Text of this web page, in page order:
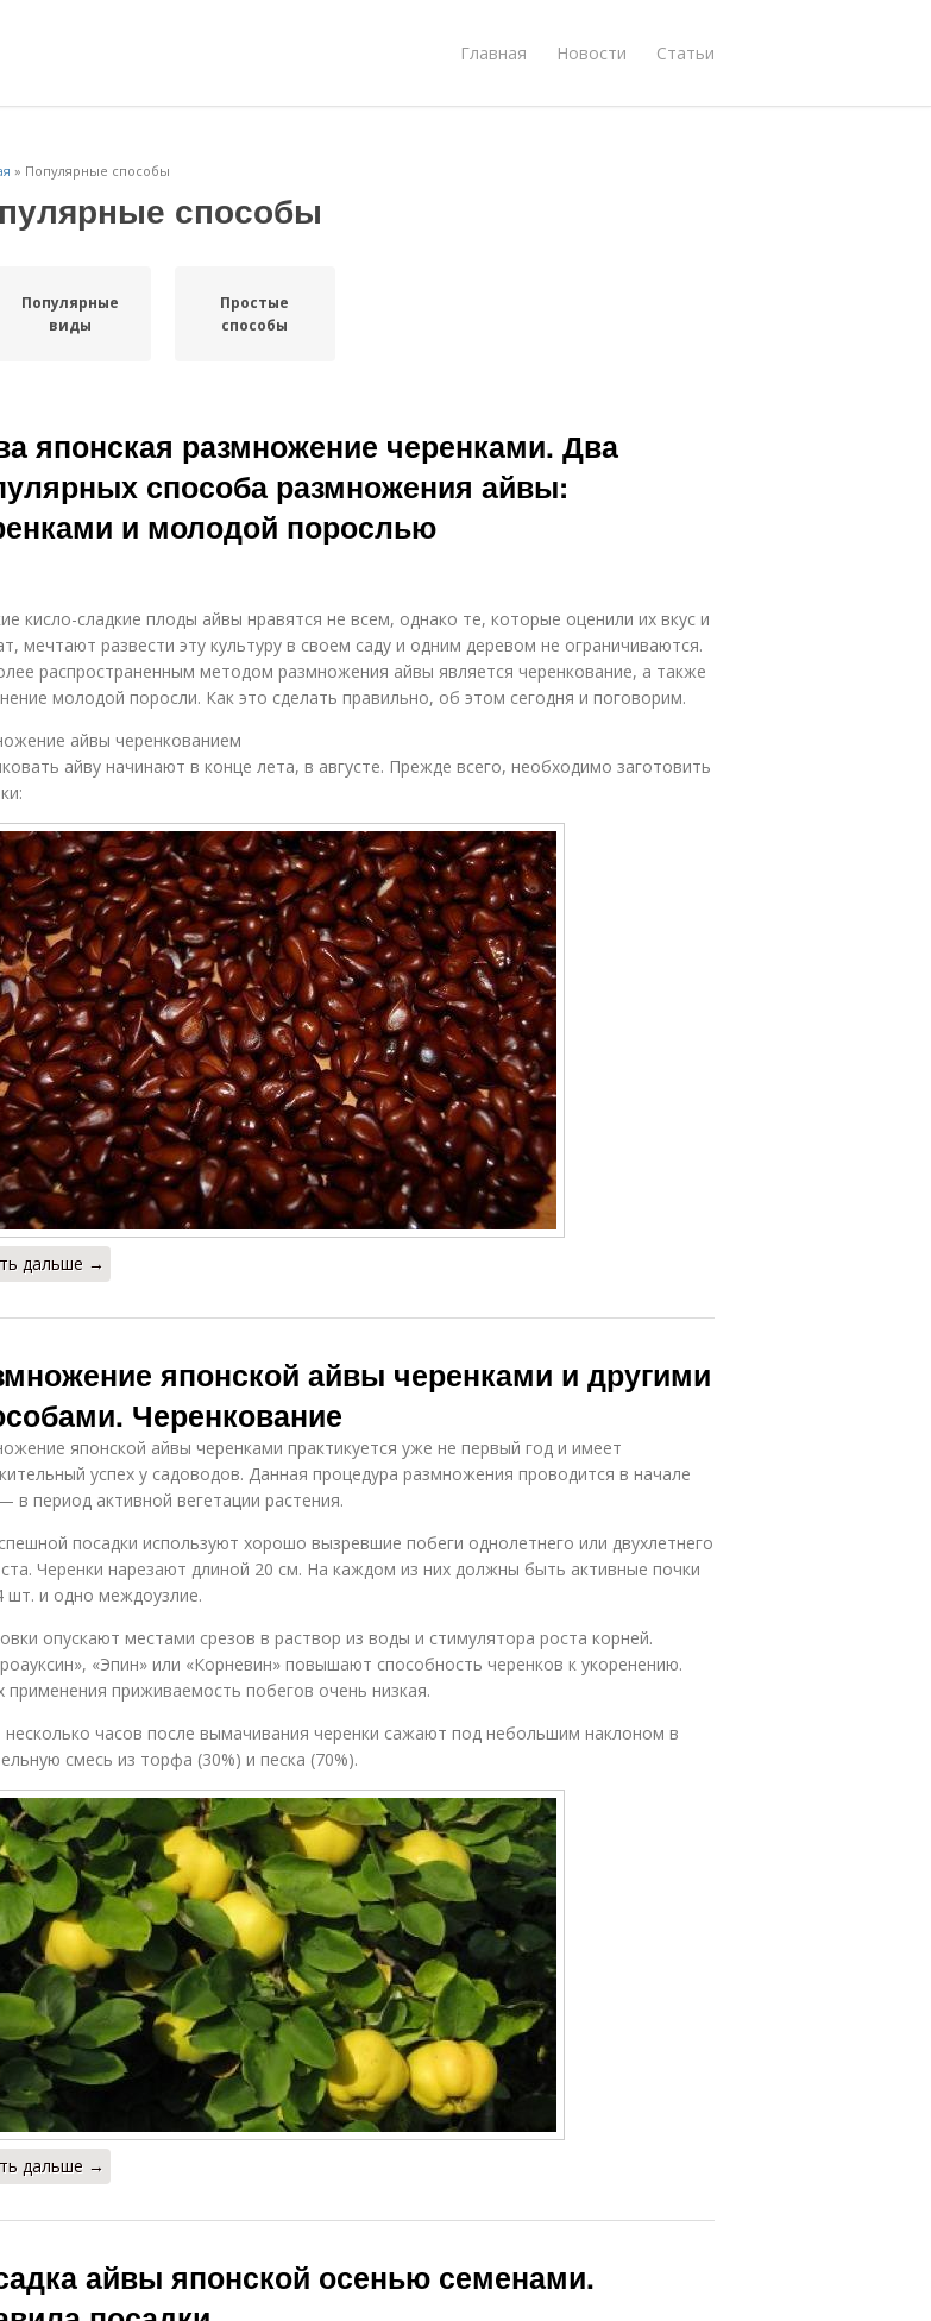
Главная Новости Статьи
» Популярные способы
способы
Популярные
виды
Простые
способы
японская размножение черенками. Два
способа размножения айвы:
и молодой порослью
кисло-сладкие плоды айвы нравятся не всем, однако те, которые оценили их вкус и
мечтают развести эту культуру в своем саду и одним деревом не ограничиваются.
распространенным методом размножения айвы является черенкование, а также
молодой поросли. Как это сделать правильно, об этом сегодня и поговорим.
айвы черенкованием
айву начинают в конце лета, в августе. Прежде всего, необходимо заготовить
дальше →
японской айвы черенками и другими
Черенкование
японской айвы черенками практикуется уже не первый год и имеет
успех у садоводов. Данная процедура размножения проводится в начале
в период активной вегетации растения.
посадки используют хорошо вызревшие побеги однолетнего или двухлетнего
Черенки нарезают длиной 20 см. На каждом из них должны быть активные почки
шт. и одно междоузлие.
опускают местами срезов в раствор из воды и стимулятора роста корней.
«Эпин» или «Корневин» повышают способность черенков к укоренению.
применения приживаемость побегов очень низкая.
несколько часов после вымачивания черенки сажают под небольшим наклоном в
смесь из торфа (30%) и песка (70%).
дальше →
айвы японской осенью семенами.